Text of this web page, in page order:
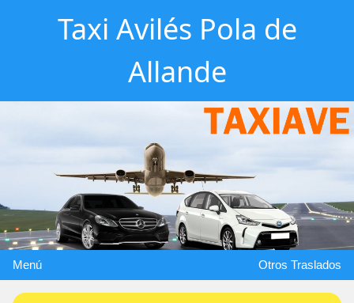
Taxi Avilés Pola de
Allande
Menú Otros Traslados